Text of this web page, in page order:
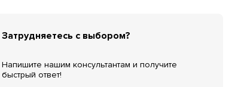
Затрудняетесь с выбором?
Напишите нашим консультантам и получите
быстрый ответ!